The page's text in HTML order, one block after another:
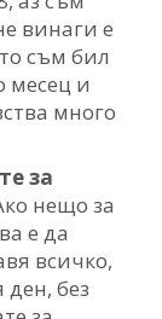
винаги е
съм бил
месец и
много
за
нещо за
е да
всичко,
без